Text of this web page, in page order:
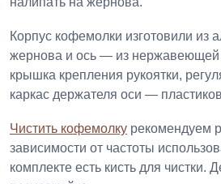
Корпус кофемолки изготовили из
жернова и ось — из нержавеющей
крышка крепления рукоятки,
каркас держателя оси —
Чистить кофемолку рекомендуем
зависимости от частоты
комплекте есть кисть для чистки.